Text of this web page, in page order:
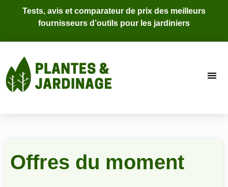
Tests, avis et comparateur de prix des meilleurs
fournisseurs d’outils pour les jardiniers
Offres du moment